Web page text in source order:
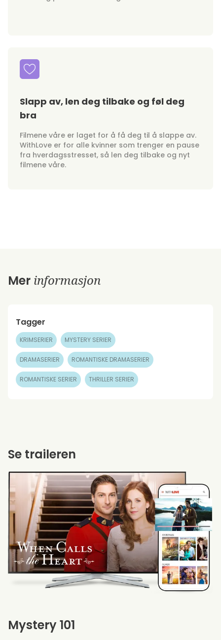
Slapp av, len deg tilbake og føl deg
bra
Filmene våre er laget for å få deg til å slappe av.
WithLove er for alle kvinner som trenger en pause
fra hverdagsstresset, så len deg tilbake og nyt
filmene våre.
Mer informasjon
Tagger
KRIMSERIER MYSTERY SERIER
DRAMASERIER ROMANTISKE DRAMASERIER
ROMANTISKE SERIER THRILLER SERIER
Mystery 101
Se traileren